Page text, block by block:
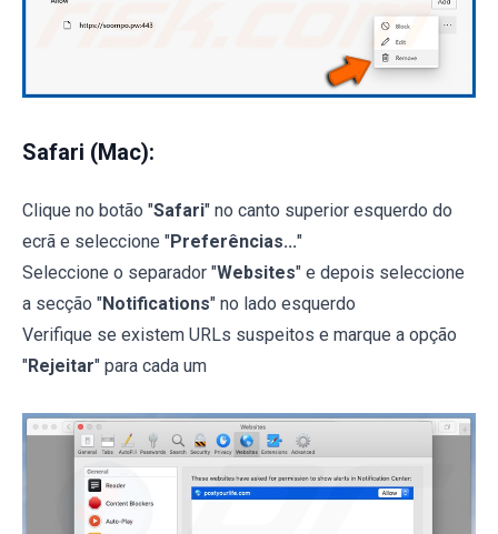
Safari (Mac):
Clique no botão "Safari" no canto superior esquerdo do
ecrã e seleccione "Preferências..."
Seleccione o separador "Websites" e depois seleccione
a secção "Notifications" no lado esquerdo
Verifique se existem URLs suspeitos e marque a opção
"Rejeitar" para cada um